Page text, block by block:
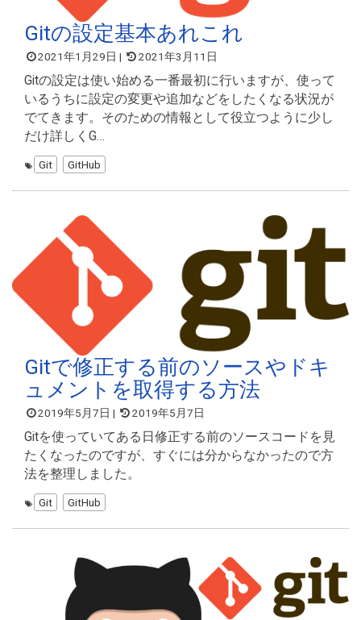
Gitの設定基本あれこれ
2021年1月29日 | 2021年3月11日
Gitの設定は使い始める一番最初に行いますが、使って
いるうちに設定の変更や追加などをしたくなる状況が
でてきます。そのための情報として役立つように少し
だけ詳しくG…
Git GitHub
Gitで修正する前のソースやドキ
ュメントを取得する方法
2019年5月7日 | 2019年5月7日
Gitを使っていてある日修正する前のソースコードを見
たくなったのですが、すぐには分からなかったので方
法を整理しました。
Git GitHub